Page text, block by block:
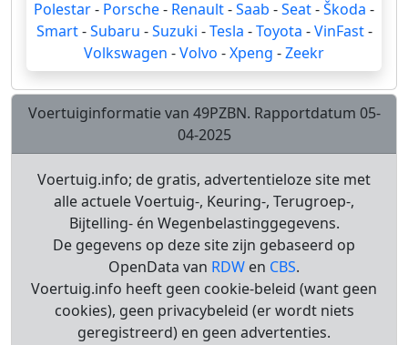
Polestar- Porsche- Renault-Saab -Seat-Škoda -
Smart-Subaru -Suzuki -Tesla -Toyota -VinFast-
Volkswagen -Volvo -Xpeng -Zeekr
Voertuiginformatie van 49PZBN. Rapportdatum 05-
04-2025
Voertuig.info; de gratis, advertentieloze site met
alle actuele Voertuig-, Keuring-, Terugroep-,
Bijtelling- én Wegenbelastinggegevens.
De gegevens op deze site zijn gebaseerd op
OpenData van RDW en CBS.
Voertuig.info heeft geen cookie-beleid (want geen
cookies), geen privacybeleid (er wordt niets
geregistreerd) en geen advertenties.